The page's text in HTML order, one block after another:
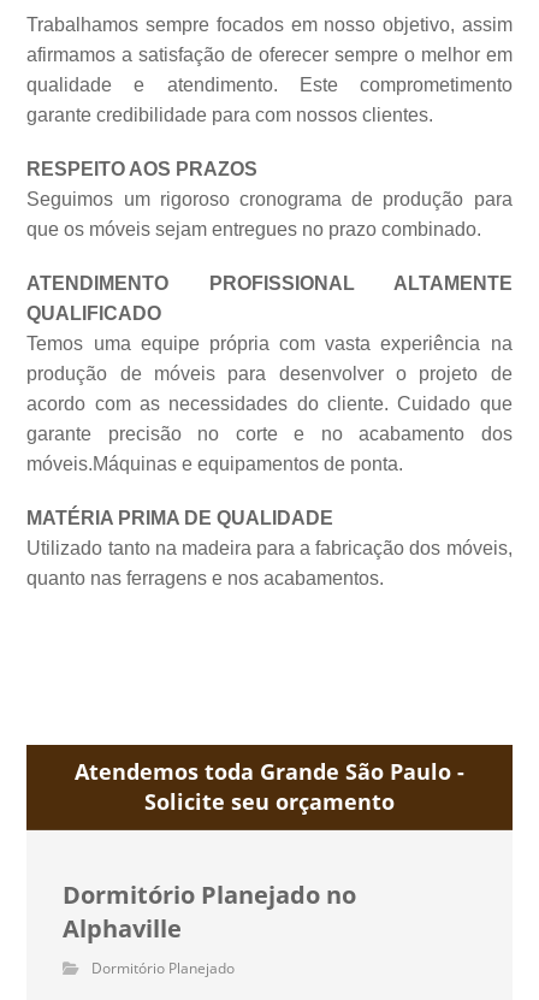
Trabalhamos sempre focados em nosso objetivo, assim
afirmamos a satisfação de oferecer sempre o melhor em
qualidade e atendimento. Este comprometimento
garante credibilidade para com nossos clientes.
RESPEITO AOS PRAZOS
Seguimos um rigoroso cronograma de produção para
que os móveis sejam entregues no prazo combinado.
ATENDIMENTO PROFISSIONAL ALTAMENTE
QUALIFICADO
Temos uma equipe própria com vasta experiência na
produção de móveis para desenvolver o projeto de
acordo com as necessidades do cliente. Cuidado que
garante precisão no corte e no acabamento dos
móveis.Máquinas e equipamentos de ponta.
MATÉRIA PRIMA DE QUALIDADE
Utilizado tanto na madeira para a fabricação dos móveis,
quanto nas ferragens e nos acabamentos.
Atendemos toda Grande São Paulo -
Solicite seu orçamento
Dormitório Planejado no
Alphaville
Dormitório Planejado